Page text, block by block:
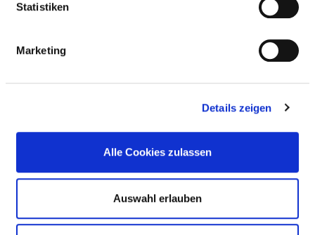
Statistiken
Marketing
Details zeigen
Alle Cookies zulassen
Auswahl erlauben